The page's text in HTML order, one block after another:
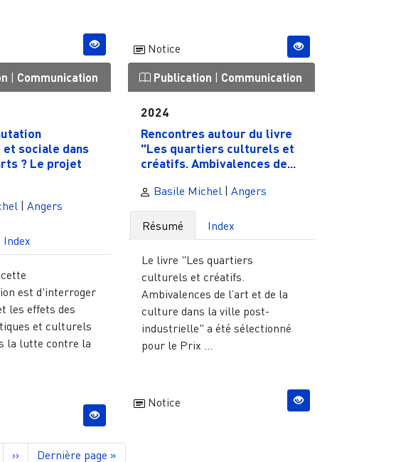
Notice
Communication
sociale dans
? Le projet
| Angers
Index
est d'interroger
les effets des
et culturels
la lutte contre la
Publication Communication
2024
Rencontres autour du livre
"Les quartiers culturels et
créatifs. Ambivalences de...
Basile Michel| Angers
Résumé Index
Le livre "Les quartiers
culturels et créatifs.
Ambivalences de l’art et de la
culture dans la ville post-
industrielle" a été sélectionné
pour le Prix ...
Notice
Page suivante
›› Dernière page
Dernière page »